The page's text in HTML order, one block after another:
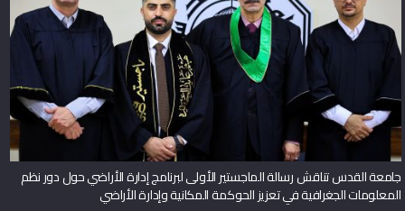
جامعة القدس تناقش رسالة الماجستير الأولى لبرنامج إدارة الأراضي حول دور نظم
المعلومات الجغرافية في تعزيز الحوكمة المكانية وإدارة الأراضي